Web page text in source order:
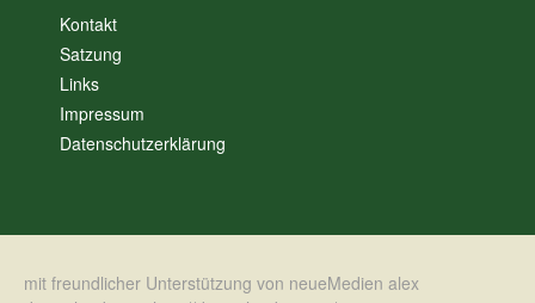
Kontakt
Satzung
Links
Impressum
Datenschutzerklärung
mit freundlicher Unterstützung von neueMedien alex